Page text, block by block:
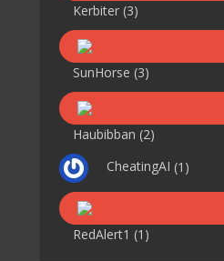
Kerbiter (3)
SunHorse (3)
Haubibban (2)
CheatingAI (1)
RedAlert1 (1)